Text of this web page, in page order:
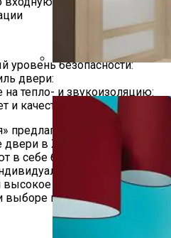
Обои В Прихожую Под
уровень безопасности:
двери:
на тепло- и звукоизоляцию:
качество:
предлагает
в Жлобине высокого
в себе безопасность, стиль
подход,
качество делают их
входных дверей для